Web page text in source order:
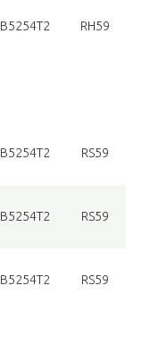
B5254T2 RH59
B5254T2 RS59
B5254T2 RS59
B5254T2 RS59